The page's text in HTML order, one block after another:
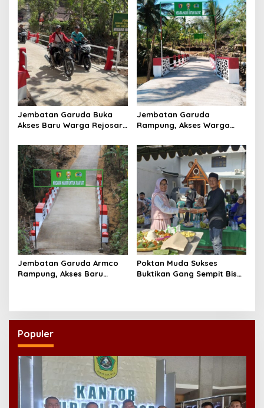
Jembatan Garuda Buka
Akses Baru Warga Rejosari,
Hasil Panen Kian Lancar
Jembatan Garuda
Rampung, Akses Warga
Pertanian Kian Lancar
Jembatan Garuda Armco
Rampung, Akses Baru
Poktan Muda Sukses
Buktikan Gang Sempit Bisa
Populer